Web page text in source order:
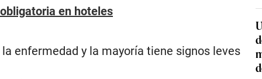
en hoteles
enfermedad y la mayoría tiene signos leves